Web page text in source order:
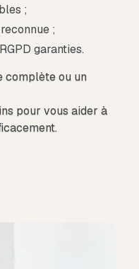
;
;
garanties.
complète ou un
pour vous aider à